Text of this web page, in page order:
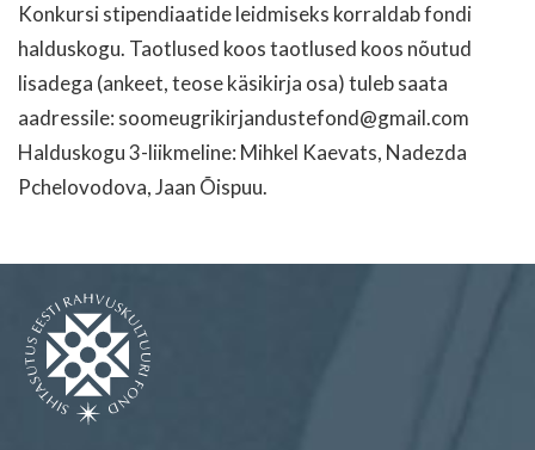
Konkursi stipendiaatide leidmiseks korraldab fondi
halduskogu. Taotlused koos taotlused koos nõutud
lisadega (ankeet, teose käsikirja osa) tuleb saata
aadressile: soomeugrikirjandustefond@gmail.com
Halduskogu 3-liikmeline: Mihkel Kaevats, Nadezda
Pchelovodova, Jaan Õispuu.